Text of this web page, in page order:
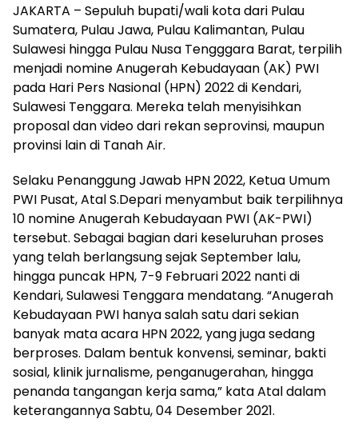
JAKARTA – Sepuluh bupati/wali kota dari Pulau
Sumatera, Pulau Jawa, Pulau Kalimantan, Pulau
Sulawesi hingga Pulau Nusa Tengggara Barat, terpilih
menjadi nomine Anugerah Kebudayaan (AK) PWI
pada Hari Pers Nasional (HPN) 2022 di Kendari,
Sulawesi Tenggara. Mereka telah menyisihkan
proposal dan video dari rekan seprovinsi, maupun
provinsi lain di Tanah Air.
Selaku Penanggung Jawab HPN 2022, Ketua Umum
PWI Pusat, Atal S.Depari menyambut baik terpilihnya
10 nomine Anugerah Kebudayaan PWI (AK-PWI)
tersebut. Sebagai bagian dari keseluruhan proses
yang telah berlangsung sejak September lalu,
hingga puncak HPN, 7-9 Februari 2022 nanti di
Kendari, Sulawesi Tenggara mendatang. “Anugerah
Kebudayaan PWI hanya salah satu dari sekian
banyak mata acara HPN 2022, yang juga sedang
berproses. Dalam bentuk konvensi, seminar, bakti
sosial, klinik jurnalisme, penganugerahan, hingga
penanda tangangan kerja sama,” kata Atal dalam
keterangannya Sabtu, 04 Desember 2021.